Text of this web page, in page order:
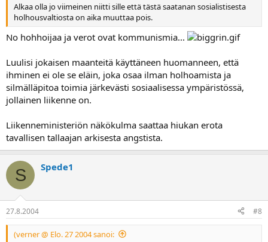
Alkaa olla jo viimeinen niitti sille että tästä saatanan sosialistisesta
holhousvaltiosta on aika muuttaa pois.
No hohhoijaa ja verot ovat kommunismia...
Luulisi jokaisen maanteitä käyttäneen huomanneen, että
ihminen ei ole se eläin, joka osaa ilman holhoamista ja
silmälläpitoa toimia järkevästi sosiaalisessa ympäristössä,
jollainen liikenne on.
Liikenneministeriön näkökulma saattaa hiukan erota
tavallisen tallaajan arkisesta angstista.
S Spede1
27.8.2004 #8
(verner @ Elo. 27 2004 sanoi: